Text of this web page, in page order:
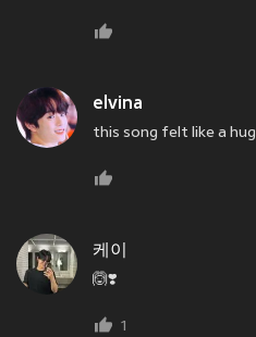
elvina
this song felt like a hug
케이
🙆❣️
1